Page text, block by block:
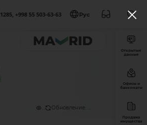
1285, +998 55 503-63-63 Рус
Обновление: ...
Открытые
данные
Офисы и
банкоматы
Продажа
имущества